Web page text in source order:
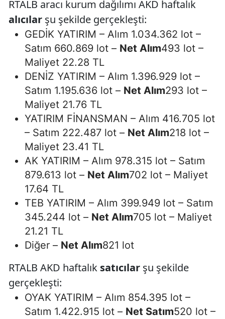
RTALB aracı kurum dağılımı AKD haftalık
alıcılar şu şekilde gerçekleşti:
GEDİK YATIRIM – Alım 1.034.362 lot –
Satım 660.869 lot – Net Alım493 lot –
Maliyet 22.28 TL
DENİZ YATIRIM – Alım 1.396.929 lot –
Satım 1.195.636 lot – Net Alım293 lot –
Maliyet 21.76 TL
YATIRIM FİNANSMAN – Alım 416.705 lot
– Satım 222.487 lot – Net Alım218 lot –
Maliyet 23.41 TL
AK YATIRIM – Alım 978.315 lot – Satım
879.613 lot – Net Alım702 lot – Maliyet
17.64 TL
TEB YATIRIM – Alım 399.949 lot – Satım
345.244 lot – Net Alım705 lot – Maliyet
21.21 TL
Diğer – Net Alım821 lot
RTALB AKD haftalık satıcılar şu şekilde
gerçekleşti:
OYAK YATIRIM – Alım 854.395 lot –
Satım 1.422.915 lot – Net Satım520 lot –